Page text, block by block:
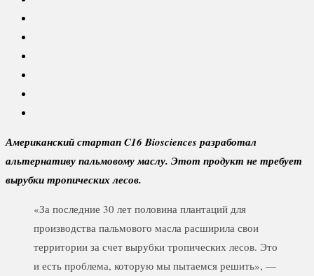
Американский стартап C16 Biosciences разработал
альтернативу пальмовому маслу. Этот продукт не требует
вырубки тропических лесов.
«За последние 30 лет половина плантаций для
производства пальмового масла расширила свои
территории за счет вырубки тропических лесов. Это
и есть проблема, которую мы пытаемся решить», —